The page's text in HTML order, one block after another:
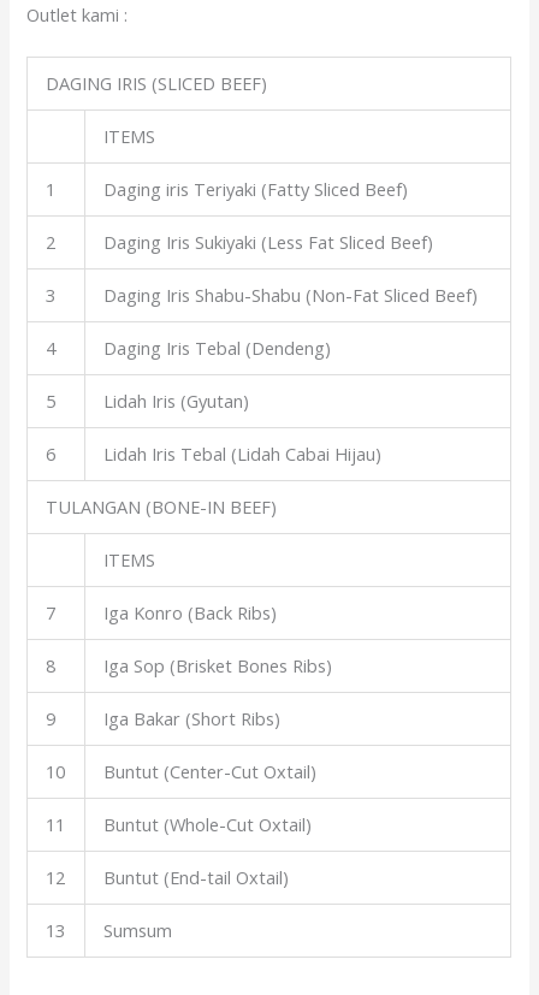
Outlet kami :
DAGING IRIS (SLICED BEEF)
ITEMS
1 Daging iris Teriyaki (Fatty Sliced Beef)
2 Daging Iris Sukiyaki (Less Fat Sliced Beef)
3 Daging Iris Shabu-Shabu (Non-Fat Sliced Beef)
4 Daging Iris Tebal (Dendeng)
5 Lidah Iris (Gyutan)
6 Lidah Iris Tebal (Lidah Cabai Hijau)
TULANGAN (BONE-IN BEEF)
ITEMS
7 Iga Konro (Back Ribs)
8 Iga Sop (Brisket Bones Ribs)
9 Iga Bakar (Short Ribs)
10 Buntut (Center-Cut Oxtail)
11 Buntut (Whole-Cut Oxtail)
12 Buntut (End-tail Oxtail)
13 Sumsum